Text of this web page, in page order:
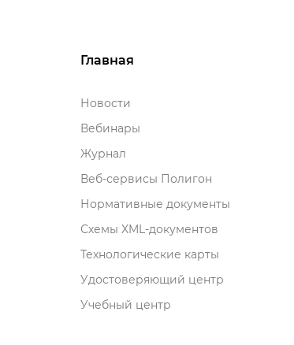
Главная
Новости
ебинары
Журнал
еб-сервисы Полигон
Нормативные документы
Схемы XML-документо
Технологические карты
Удостоверяющий центр
Учебный центр